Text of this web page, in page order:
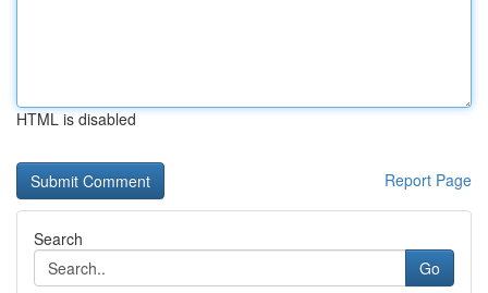
HTML is disabled
Report Page
Search
Go